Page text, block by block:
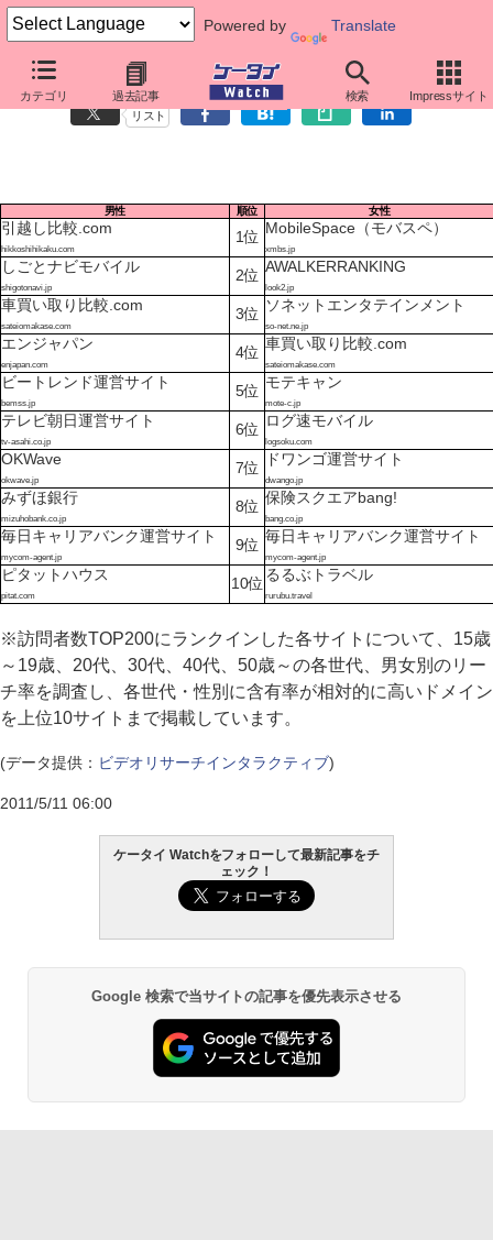
Powered by Translate
カテゴリ 過去記事 検索 Impressサイト
ケータイサイト番付・15歳～19歳（2011年3月）
リスト
男性 順位 女性
引越し比較.com
hikkoshihikaku.com
1位 MobileSpace（モバスペ）
xmbs.jp
しごとナビモバイル
shigotonavi.jp
2位 AWALKERRANKING
look2.jp
車買い取り比較.com
sateiomakase.com
3位 ソネットエンタテインメント
so-net.ne.jp
エンジャパン
enjapan.com
4位 車買い取り比較.com
sateiomakase.com
ビートレンド運営サイト
bemss.jp
5位 モテキャン
mote-c.jp
テレビ朝日運営サイト
tv-asahi.co.jp
6位 ログ速モバイル
logsoku.com
OKWave
okwave.jp
7位 ドワンゴ運営サイト
dwango.jp
みずほ銀行
mizuhobank.co.jp
8位 保険スクエアbang!
bang.co.jp
毎日キャリアバンク運営サイト
mycom-agent.jp
9位 毎日キャリアバンク運営サイト
mycom-agent.jp
ピタットハウス
pitat.com
10位 るるぶトラベル
rurubu.travel
※訪問者数TOP200にランクインした各サイトについて、15歳
～19歳、20代、30代、40代、50歳～の各世代、男女別のリー
チ率を調査し、各世代・性別に含有率が相対的に高いドメイン
を上位10サイトまで掲載しています。
(データ提供： ビデオリサーチインタラクティブ)
2011/5/11 06:00
ケータイ Watchをフォローして最新記事をチ
ェック！
Google 検索で当サイトの記事を優先表示させる